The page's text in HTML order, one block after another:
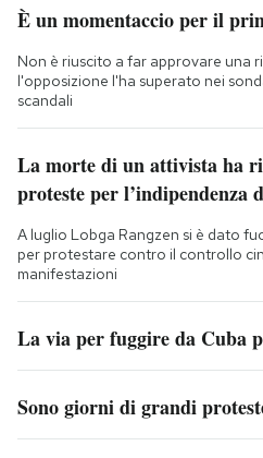
È un momentaccio per il
Non è riuscito a far approvare una
l'opposizione l'ha superato nei
scandali
La morte di un attivista ha
proteste per l’indipendenza
A luglio Lobga Rangzen si è dato
per protestare contro il controllo
manifestazioni
La via per fuggire da Cuba
Sono giorni di grandi